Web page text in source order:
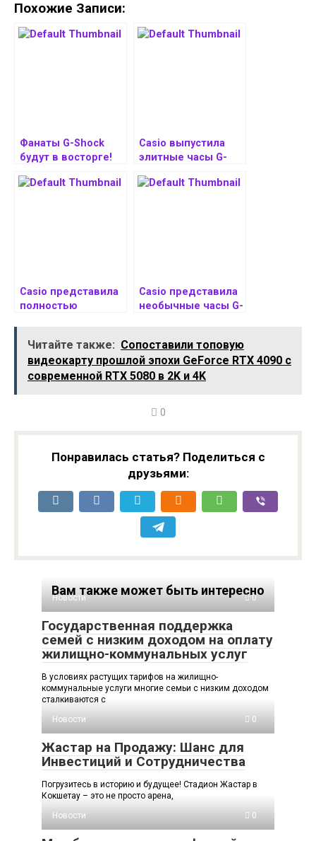
Похожие Записи:
Фанаты G-Shock
будут в восторге!
новые часы G-
Casio выпустила
элитные часы G-
высокопрочного
Casio представила
полностью
GMCB2100D. Стоят
дорого
Casio представила
необычные часы G-
Читайте также: Сопоставили топовую
видеокарту прошлой эпохи GeForce RTX 4090 с
современной RTX 5080 в 2K и 4K
0
Понравилась статья? Поделиться с
друзьями:
Вам также может быть интересно
Новости 0
Государственная поддержка
семей с низким доходом на оплату
жилищно-коммунальных услуг
В условиях растущих тарифов на жилищно-
коммунальные услуги многие семьи с низким доходом
сталкиваются с
Новости
0
Жастар на Продажу: Шанс для
Инвестиций и Сотрудничества
Погрузитесь в историю и будущее! Стадион Жастар в
Кокшетау – это не просто арена,
Новости
0